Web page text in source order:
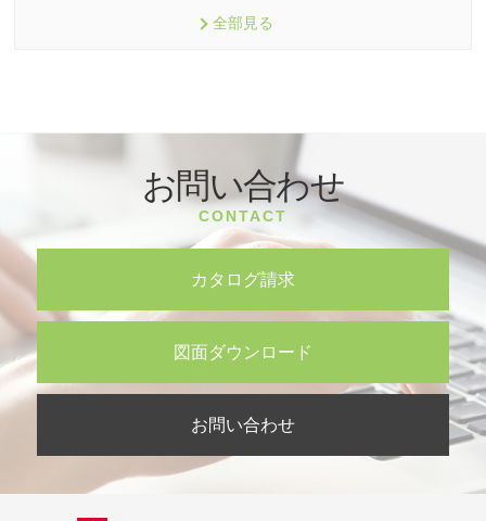
全部見る
お問い合わせ
CONTACT
カタログ請求
図面ダウンロード
お問い合わせ